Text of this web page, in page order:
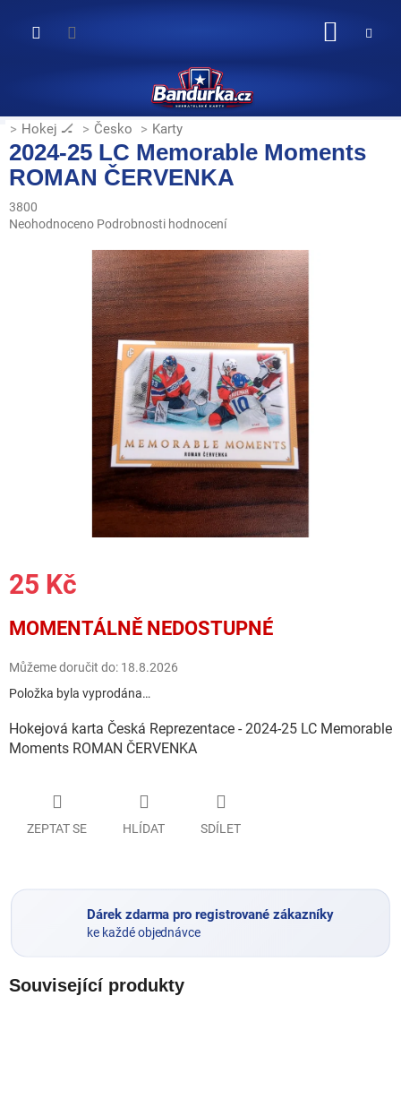
obsah
Hokej 🏒 Česko Karty
2024-25 LC Memorable Moments
ROMAN ČERVENKA
3800
Průměrné
Neohodnoceno Podrobnosti hodnocení
25 Kč
cena:
MOMENTÁLNĚ NEDOSTUPNÉ
Můžeme doručit do: 18.8.2026
Položka byla vyprodána…
Hokejová karta Česká Reprezentace - 2024-25 LC Memorable
Moments ROMAN ČERVENKA
ZEPTAT SE HLÍDAT SDÍLET
Dárek zdarma pro registrované zákazníky
ke každé objednávce
Související produkty